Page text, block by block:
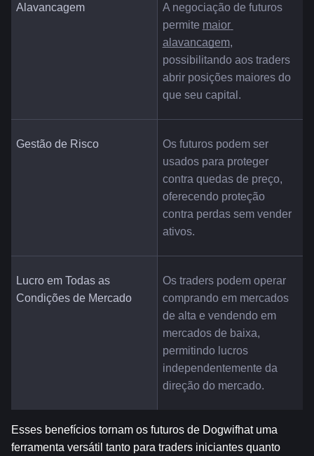
Alavancagem
A negociação de futuros
permite maior
alavancagem,
possibilitando aos traders
abrir posições maiores do
que seu capital.
Gestão de Risco
Os futuros podem ser
usados para proteger
contra quedas de preço,
oferecendo proteção
contra perdas sem vender
ativos.
Lucro em Todas as
Condições de Mercado
Os traders podem operar
comprando em mercados
de alta e vendendo em
mercados de baixa,
permitindo lucros
independentemente da
direção do mercado.
Esses benefícios tornam os futuros de Dogwifhat uma
ferramenta versátil tanto para traders iniciantes quanto